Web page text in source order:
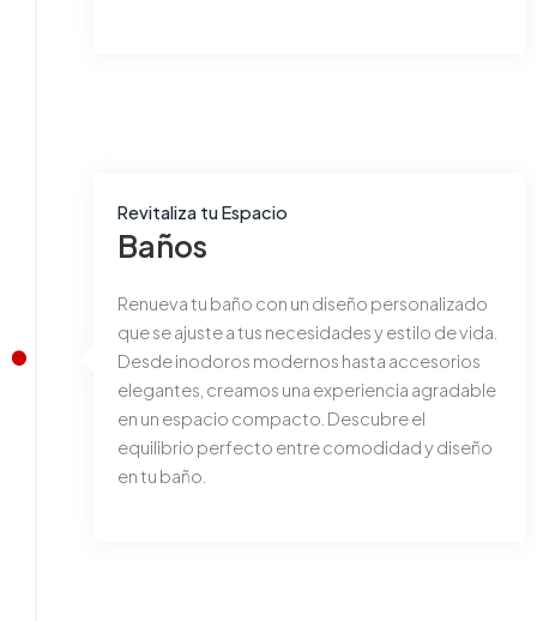
Revitaliza tu Espacio
Baños
Renueva tu baño con un diseño personalizado
que se ajuste a tus necesidades y estilo de vida.
Desde inodoros modernos hasta accesorios
elegantes, creamos una experiencia agradable
en un espacio compacto. Descubre el
equilibrio perfecto entre comodidad y diseño
en tu baño.